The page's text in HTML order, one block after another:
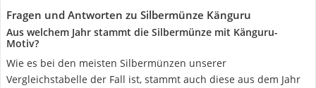
Fragen und Antworten zu Silbermünze Känguru
Aus welchem Jahr stammt die Silbermünze mit Känguru-
Motiv?
Wie es bei den meisten Silbermünzen unserer
Vergleichstabelle der Fall ist, stammt auch diese aus dem Jahr